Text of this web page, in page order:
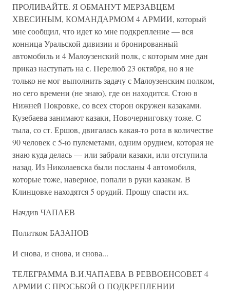
ПРОЛИВАЙТЕ. Я ОБМАНУТ МЕРЗАВЦЕМ
ХВЕСИНЫМ, КОМАНДАРМОМ 4 АРМИИ, который
мне сообщил, что идет ко мне подкрепление — вся
конница Уральской дивизии и бронированный
автомобиль и 4 Малоузенский полк, с которым мне дан
приказ наступать на с. Перелюб 23 октября, но я не
только не мог выполнить задачу с Малоузенским полком,
но сего времени (не знаю), где он находится. Стою в
Нижней Покровке, со всех сторон окружен казаками.
Кузебаева занимают казаки, Новочерниговку тоже. С
тыла, со ст. Ершов, двигалась какая-то рота в количестве
90 человек с 5-ю пулеметами, одним орудием, которая не
знаю куда делась — или забрали казаки, или отступила
назад. Из Николаевска были посланы 4 автомобиля,
которые тоже, наверное, попали в руки казакам. В
Клинцовке находятся 5 орудий. Прошу спасти их.
Начдив ЧАПАЕВ
Политком БАЗАНОВ
И снова, и снова, и снова...
ТЕЛЕГРАММА В.И.ЧАПАЕВА В РЕВВОЕНСОВЕТ 4
АРМИИ С ПРОСЬБОЙ О ПОДКРЕПЛЕНИИ